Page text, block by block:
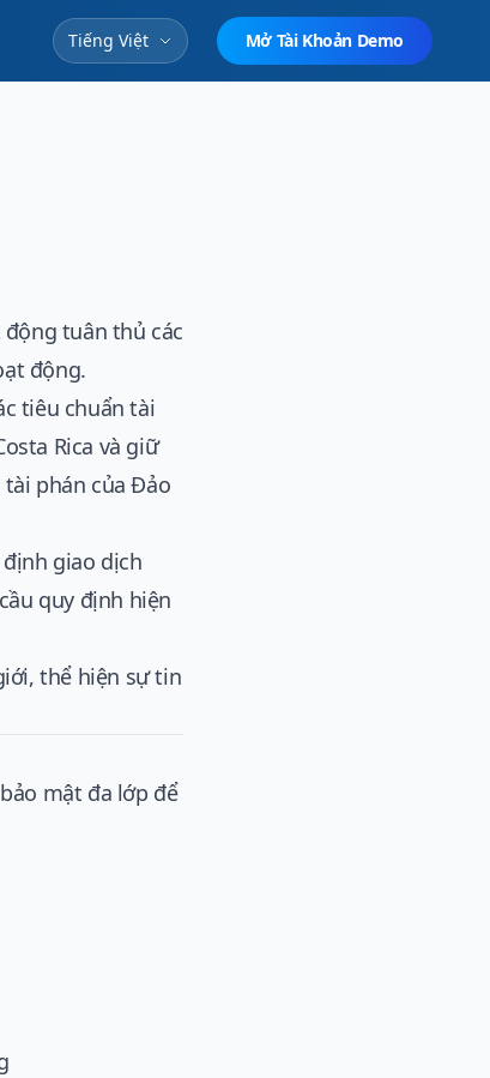
Tiếng Việt Mở Tài Khoản Demo
tuân thủ các
động.
tiêu chuẩn tài
Rica và giữ
phán của Đảo
giao dịch
quy định hiện
thể hiện sự tin
mật đa lớp để